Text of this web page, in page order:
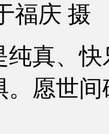
福庆 摄
、快
。愿世